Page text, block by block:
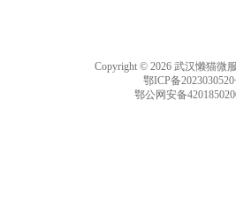
Copyright © 2026 武汉懒猫微
鄂ICP备
鄂公网安备